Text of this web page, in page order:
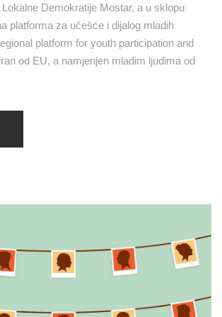
Demokratije Mostar, a u sklopu
platforma za učešće i dijalog mladih
platform for youth participation and
od EU, a namjenjen mladim ljudima od